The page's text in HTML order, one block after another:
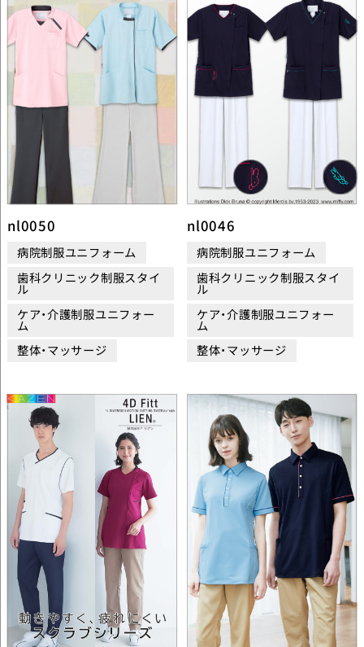
nl0050
病院制服ユニフォーム
歯科クリニック制服スタイ
ル
ケア・介護制服ユニフォー
ム
整体・マッサージ
nl0046
病院制服ユニフォーム
歯科クリニック制服スタイ
ル
ケア・介護制服ユニフォー
ム
整体・マッサージ